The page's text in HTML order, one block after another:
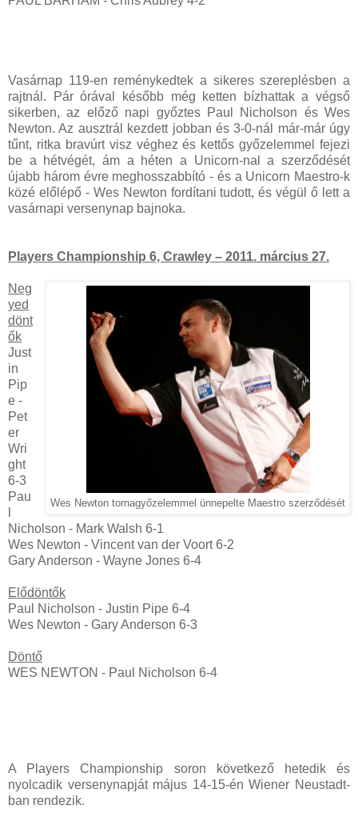
Vasárnap 119-en reménykedtek a sikeres szereplésben a
rajtnál . Pár órával később még ketten bízhattak a végső
sikerben, az előző napi győztes Paul Nicholson és Wes
Newton. Az ausztrál kezdett jobban és 3-0-nál már-már úgy
tűnt, ritka bravúrt visz véghez és kettős győzelemmel fejezi
be a hétvégét, ám a héten a Unicorn-nal a szerződését
újabb három évre meghosszabbító - és a Unicorn Maestro-k
közé előlépő - Wes Newton fordítani tudott, és végül ő lett a
vasárnapi versenynap bajnoka.
Players Championship 6, Crawley – 2011. március 27.
Wes Newton tornagyőzelemmel ünnepelte Maestro szerződését
Neg
yed
dönt
ők
Just
in
Pip
e -
Pet
er
Wri
ght
6-3
Pau
Nicholson - Mark Walsh 6-1
Wes Newton - Vincent van der Voort 6-2
Gary Anderson - Wayne Jones 6-4
Elődöntők
Paul Nicholson - Justin Pipe 6-4
Wes Newton - Gary Anderson 6-3
Döntő
WES NEWTON - Paul Nicholson 6-4
A Players Championship soron következő hetedik és
nyolcadik versenynapját május 14-15-én Wiener Neustadt-
ban rendezik.